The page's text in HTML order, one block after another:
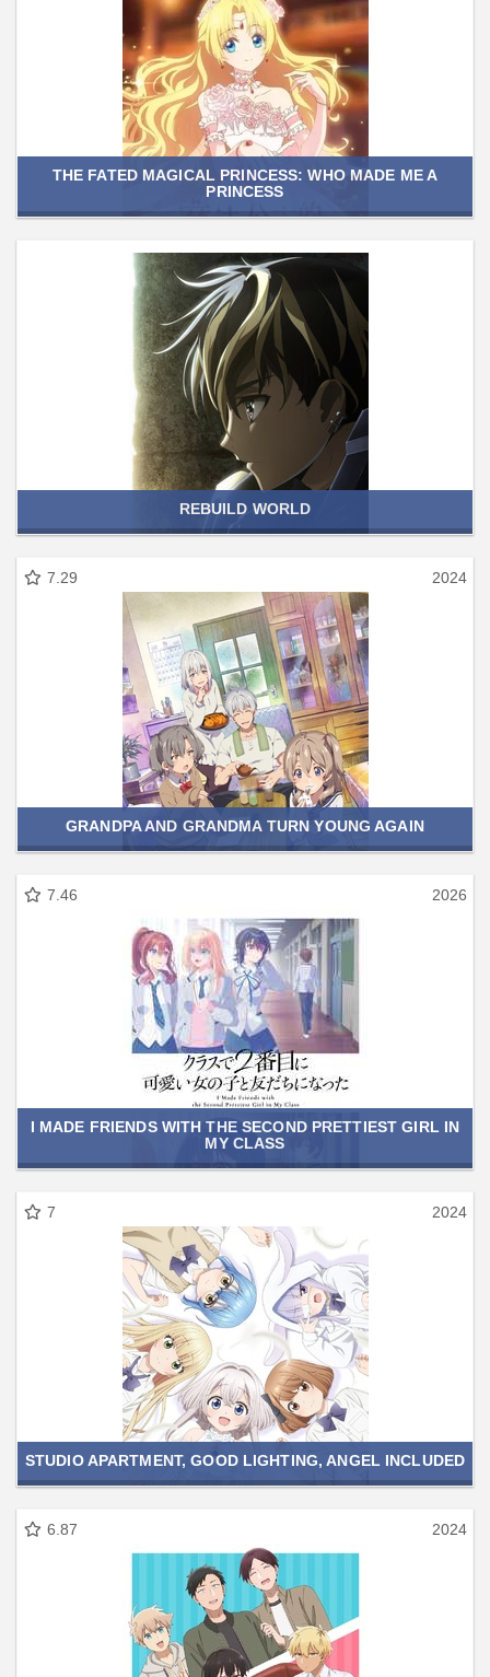
THE FATED MAGICAL PRINCESS: WHO MADE ME A
PRINCESS
REBUILD WORLD
7.29 2024
GRANDPA AND GRANDMA TURN YOUNG AGAIN
7.46 2026
I MADE FRIENDS WITH THE SECOND PRETTIEST GIRL IN
MY CLASS
7 2024
STUDIO APARTMENT, GOOD LIGHTING, ANGEL INCLUDED
6.87 2024